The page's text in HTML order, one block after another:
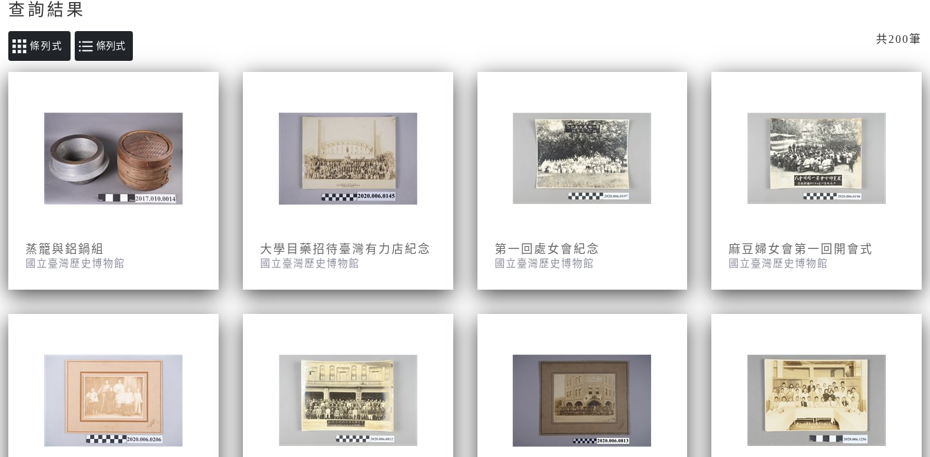
查詢結果
條列式
共200筆
蒸籠與鋁鍋組
國立臺灣歷史博物館
大學目藥招待臺灣有力店紀念
國立臺灣歷史博物館
第一回處女會紀念
國立臺灣歷史博物館
麻豆婦女會第一回開會式
國立臺灣歷史博物館